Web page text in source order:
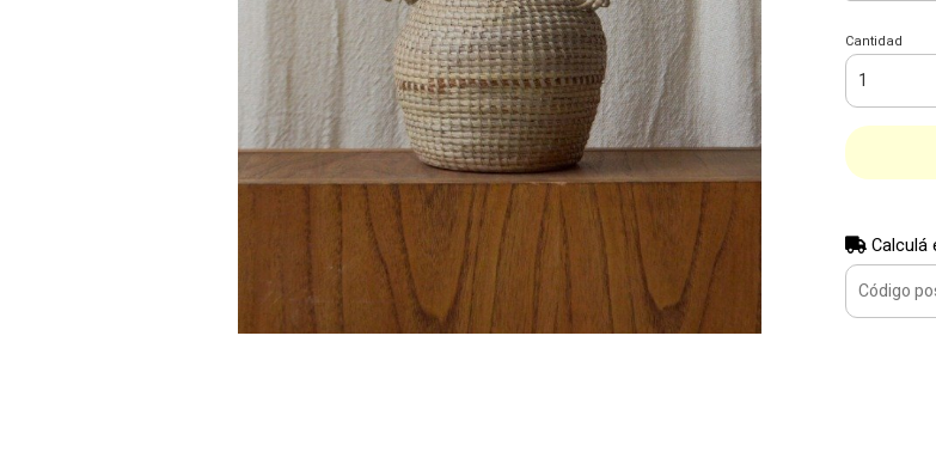
Cantidad
Calculá